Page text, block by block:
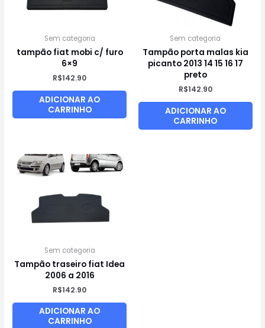
Sem categoria
tampão fiat mobi c/ furo
6×9
R$142.90
ADICIONAR AO
CARRINHO
Sem categoria
Tampão porta malas kia
picanto 2013 14 15 16 17
preto
R$142.90
ADICIONAR AO
CARRINHO
Sem categoria
Tampão traseiro fiat Idea
2006 a 2016
R$142.90
ADICIONAR AO
CARRINHO